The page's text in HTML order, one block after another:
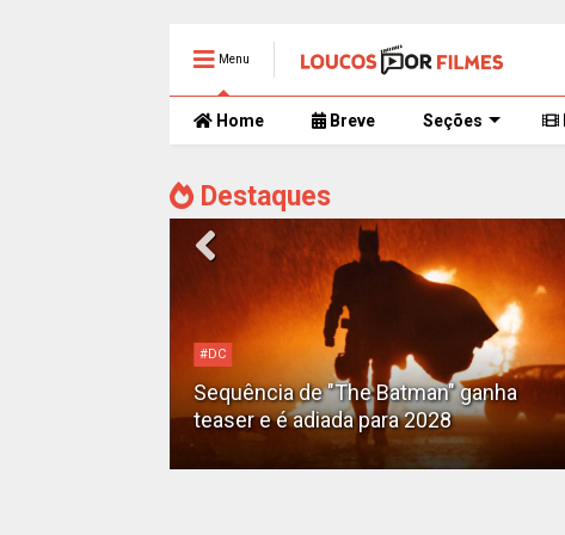
Menu
Home Breve Seções
Destaques
Alejandro G. Iñárritu
Tom Cruise surge totalmente
irreconhecível e calvo no trailer caótico
de 'Digger'